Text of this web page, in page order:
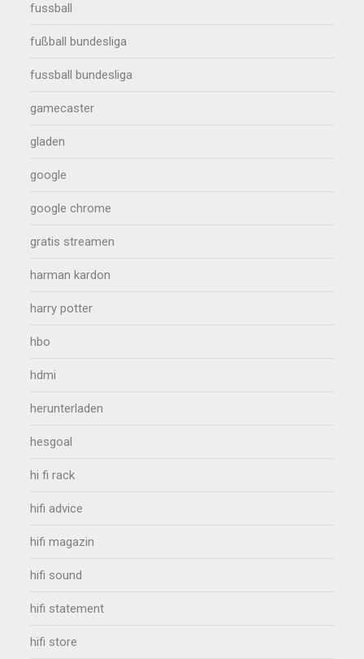
fussball
fußball bundesliga
fussball bundesliga
gamecaster
gladen
google
google chrome
gratis streamen
harman kardon
harry potter
hbo
hdmi
herunterladen
hesgoal
hi fi rack
hifi advice
hifi magazin
hifi sound
hifi statement
hifi store